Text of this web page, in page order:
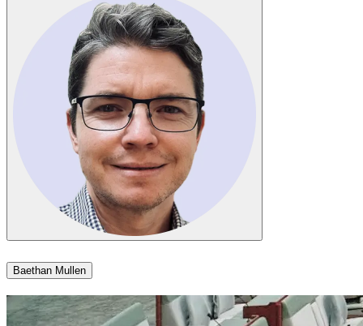
Baethan Mullen​​​​‌ ‍ ​‍​‍‌‍ ‌ ​‍‌‍‍‌‌‍‌ ‌‍‍‌‌‍ ‍​‍​‍​ ‍‍​‍​‍‌ ​ ‌‍​‌‌‍ ‍‌‍‍‌‌ ‌​‌ ‍‌​‍ ‍‌‍‍‌‌‍ ​‍​‍​‍ ​​‍​‍‌‍‍​‌ ​‍‌‍‌‌‌‍‌‍​‍​‍​ ‍‍​‍​‍‌‍‍​‌ ‌​‌ ‌​‌ ​​​ ‍‍​‍ ​‍ ‌‍ ​‌‍ ‌‍​ ‌‍​‌‌‍ ​‌‍‍​‌‍ ‌ ​ ‌ ‌​​ ‍‍​ ​ ​ ​ ​ ​ ​ ​ ​‍ ‌‍‍‌‌‍ ‍‌ ‌​‌‍‌‌‌‍ ‍‌ ‌​​‍ ‌‍‌‌‌‍‌​‌‍‍‌‌ ‌​​‍ ‌‍ ‌‌‍ ‌‍‌​‌‍‌‌​ ‌‌ ​​‌ ​‍‌‍‌‌‌ ​ ‌‍‌‌‌‍ ‍‌ ‌​‌‍​‌‌ ‌​‌‍‍‌‌‍ ‌‍ ‍​ ‍ ‌‍‍‌‌‍‌​​ ‌​ ​‍‌‍​‍​ ‌​​ ​‌​ ​‍‌‍​‍‌‍​‌‌‍​‌​‍ ‌​ ‍​​ ​​​ ‍‌​ ​‍​‍ ‌​ ‌​‌‍​‍​ ‍​​ ‌ ​‍ ‌‌‍​‍‌‍‌​‌‍‌‌​ ‌‌​‍ ‌​ ​ ‌‍‌​‌‍​‌​ ‌​​ ‌‌​ ​‍​ ‍​​ ‍‌​ ‍‌​ ​ ​ ​ ​ ‍‌​ ‍ ‌ ‌​‌ ‍‌‌ ​​‌‍‌‌​ ‌‌‍​‌‌ ‌‌‌ ‌​‌‍‍​‌‍ ‌ ​‍​ ‍ ‌ ​​‌‍​‌‌ ‌​‌‍‍​​ ‌‌‍ ‍‌‍​‌‌‍ ‌‌‍‌‌​ ‌‍​‍‌‍​‌‌ ​ ‌‍‌‌‌‌‌‌‌ ​‍‌‍ ​​ ‌‌‍‍​‌ ‌​‌ ‌​‌ ​​​‍‌‌​ ​ ‌​​‌​‍‌‌​ ​‍‌​‌‍​‍‌‌​ ​‍‌​‌‍‌‍ ​‌‍ ‌‍​ ‌‍​‌‌‍ ​‌‍‍​‌‍ ‌ ​ ‌ ‌​​‍‌‌​ ​ ‌​​‌​ ​ ​ ​ ​ ​ ​ ​ ​‍‌‍‌‍‍‌‌‍‌​​ ‌​ ​‍‌‍​‍​ ‌​​ ​‌​ ​‍‌‍​‍‌‍​‌‌‍​‌​‍ ‌​ ‍​​ ​​​ ‍‌​ ​‍​‍ ‌​ ‌​‌‍​‍​ ‍​​ ‌ ​‍ ‌‌‍​‍‌‍‌​‌‍‌‌​ ‌‌​‍ ‌​ ​ ‌‍‌​‌‍​‌​ ‌​​ ‌‌​ ​‍​ ‍​​ ‍‌​ ‍‌​ ​ ​ ​ ​ ‍‌​‍‌‍‌ ‌​‌ ‍‌‌ ​​‌‍‌‌​ ‌‌‍​‌‌ ‌‌‌ ‌​‌‍‍​‌‍ ‌ ​‍​‍‌‍‌ ​​‌‍​‌‌ ‌​‌‍‍​​ ‌‌‍ ‍‌‍​‌‌‍ ‌‌‍‌‌​‍‌‍‌ ​​‌‍‌‌‌ ​‍‌ ​ ‌ ​​‌‍‌‌‌‍​ ‌ ‌​‌‍‍‌‌ ‌‍‌‍‌‌​ ‌‌ ​​‌ ‌‌‌‍​‍‌‍ ​‌‍‍‌‌ ​ ‌‍‍​‌‍‌‌‌‍‌​​‍​‍‌ ‌